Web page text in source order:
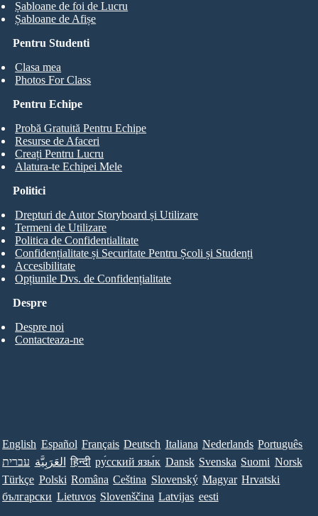
Pentru Studenti
Clasa mea
Photos For Class
Șabloane de foi de Lucru
Șabloane de Afișe
Pentru Echipe
Probă Gratuită Pentru Echipe
Resurse de Afaceri
Creați Pentru Lucru
Alatura-te Echipei Mele
Despre
Despre noi
Contacteaza-ne
Politici
Drepturi de Autor Storyboard și Utilizare
Termeni de Utilizare
Politica de Confidentialitate
Confidențialitate și Securitate Pentru Școli și Studenți
Accesibilitate
Opțiunile Dvs. de Confidențialitate
English Español Français Deutsch Italiana Nederlands Português
עברית العَرَبِيَّة हिन्दी ру́сский язы́к Dansk Svenska Suomi Norsk
Türkçe Polski Româna Ceština Slovenský Magyar Hrvatski
български Lietuvos Slovenščina Latvijas eesti